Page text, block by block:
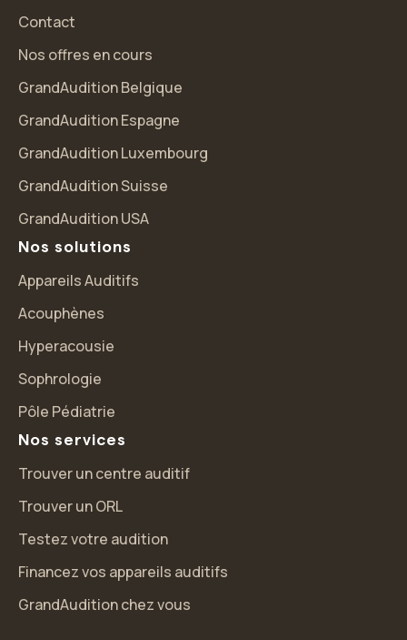
Salut c'est nous...
avant de vous déranger, mais on aimerait bien vous accompagner
C'est OK pour vous ?
Contact
Nos offres en cours
GrandAudition Belgique
GrandAudition Espagne
GrandAudition Luxembourg
GrandAudition Suisse
GrandAudition USA
Nos solutions
Appareils Auditifs
Acouphènes
Hyperacousie
Sophrologie
Pôle Pédiatrie
Nos services
Trouver un centre auditif
Trouver un ORL
Testez votre audition
Financez vos appareils auditifs
GrandAudition chez vous